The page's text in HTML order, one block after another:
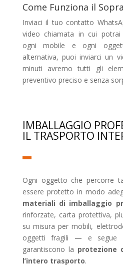
Come Funziona il
Inviaci il tuo contatto
video chiamata in cui
ogni mobile e ogni
alternativa, puoi inviarci un
minuti avremo tutti gli
preventivo preciso e senza
IMBALLAGGIO
IL TRASPORTO
Ogni oggetto che percorre
essere protetto in modo
materiali di imballaggio
rinforzate, carta protettiva,
su misura per mobili,
oggetti fragili — e segue
garantiscono la protezione
l’intero trasporto.